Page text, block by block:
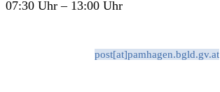
07:30 Uhr – 13:00 Uhr
post[at]pamhagen.bgld.gv.at